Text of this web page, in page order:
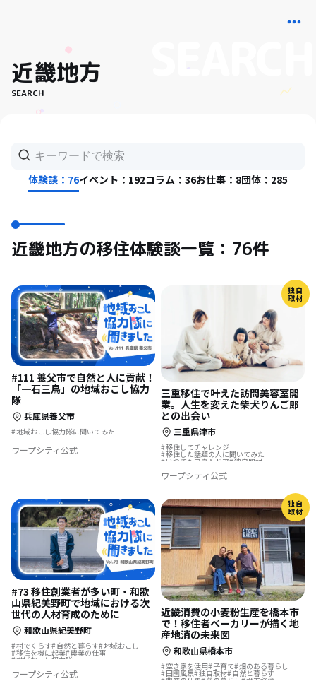
近畿地方
SEARCH
体験談：76イベント：192コラム：36お仕事：8団体：285
近畿地方の移住体験談一覧：76件
#111 養父市で自然と人に貢献！
「一石三鳥」の地域おこし協力
隊
兵庫県養父市
地域おこし協力隊に聞いてみた
ワープシティ公式
独自
取材
三重移住で叶えた訪問美容室開
業。人生を変えた柴犬りんご郎
との出会い
三重県津市
移住してチャレンジ
移住した話題の人に聞いてみた
いつでもアウトドア 独自取材
ふるさとで暮らす
転勤を機に移住
ワープシティ公式
#73 移住創業者が多い町・和歌
山県紀美野町で地域における次
世代の人材育成のために
和歌山県紀美野町
村でくらす 自然と暮らす 地域おこし
移住を機に起業 農業の仕事
地域おこし協力隊
ワープシティ公式
独自
取材
近畿消費の小麦粉生産を橋本市
で！移住者ベーカリーが描く地
産地消の未来図
和歌山県橋本市
空き家を活用 子育て 畑のある暮らし
田園風景 独自取材 自然と暮らす
農業の仕事 夢の暮らし 地方移住